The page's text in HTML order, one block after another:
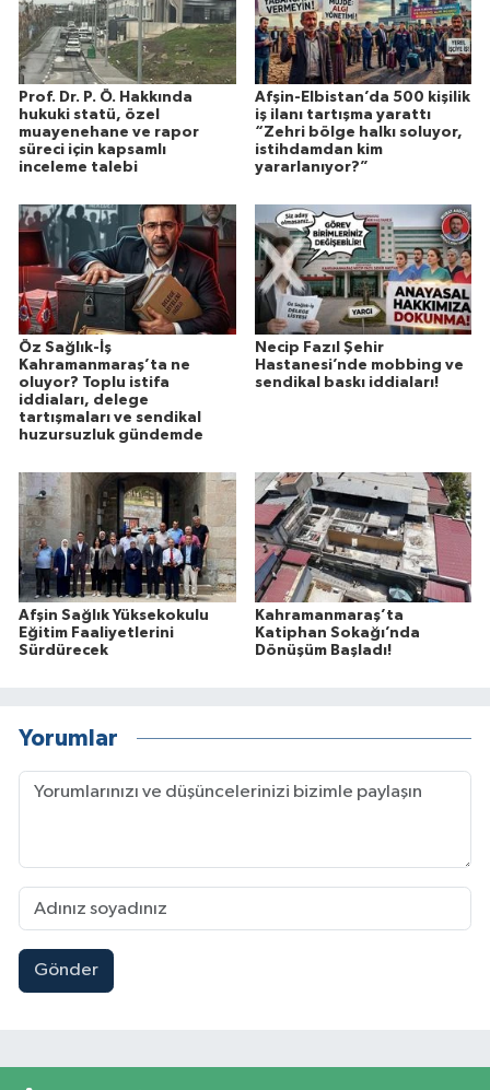
Prof. Dr. P. Ö. Hakkında
hukuki statü, özel
muayenehane ve rapor
süreci için kapsamlı
inceleme talebi
Afşin-Elbistan’da 500 kişilik
iş ilanı tartışma yarattı
“Zehri bölge halkı soluyor,
istihdamdan kim
yararlanıyor?”
Öz Sağlık-İş
Kahramanmaraş’ta ne
oluyor? Toplu istifa
iddiaları, delege
tartışmaları ve sendikal
huzursuzluk gündemde
Necip Fazıl Şehir
Hastanesi’nde mobbing ve
sendikal baskı iddiaları!
Afşin Sağlık Yüksekokulu
Eğitim Faaliyetlerini
Sürdürecek
Kahramanmaraş’ta
Katiphan Sokağı’nda
Dönüşüm Başladı!
Yorumlar
Gönder